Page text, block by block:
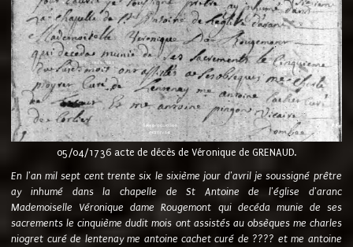
05/04/1736 acte de décès de Véronique de GRENAUD.
En l'an mil sept cent trente six le sixième jour d'avril je soussigné prêtre
ay inhumé dans la chapelle de St Antoine de l'église d'aranc
Mademoiselle Véronique dame Rougemont qui decéda munie de ses
sacrements le cinquième dudit mois ont assistés au obsèques me charles
niogret curé de lentenay me antoine cachet curé de ???? et me antoine